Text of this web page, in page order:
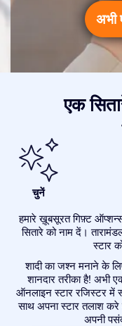
अभी
एक
चुनें
हमारे ख़ूबसूरत गिफ़्ट
सितारे को नाम दें।
स्टार
शादी का जश्न मनाने के
शानदार तरीका है! अभी
ऑनलाइन स्टार रजिस्टर में
साथ अपना स्टार तलाश
अपनी